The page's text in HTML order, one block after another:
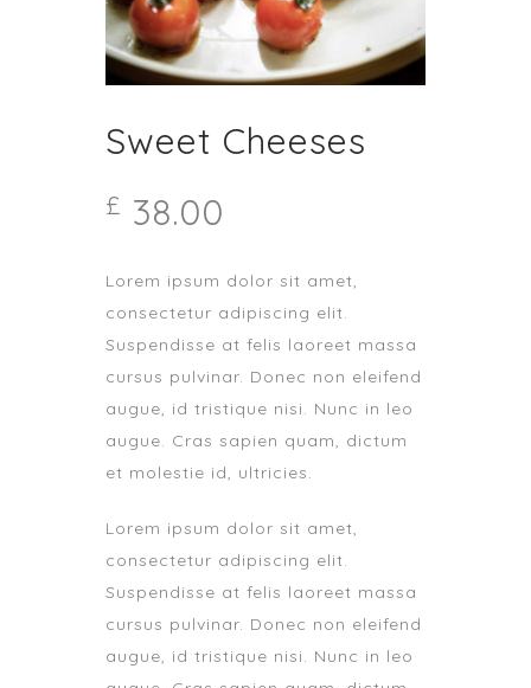
Sweet Cheeses
£ 38.00
Lorem ipsum dolor sit amet,
consectetur adipiscing elit.
Suspendisse at felis laoreet massa
cursus pulvinar. Donec non eleifend
augue, id tristique nisi. Nunc in leo
augue. Cras sapien quam, dictum
et molestie id, ultricies.
Lorem ipsum dolor sit amet,
consectetur adipiscing elit.
Suspendisse at felis laoreet massa
cursus pulvinar. Donec non eleifend
augue, id tristique nisi. Nunc in leo